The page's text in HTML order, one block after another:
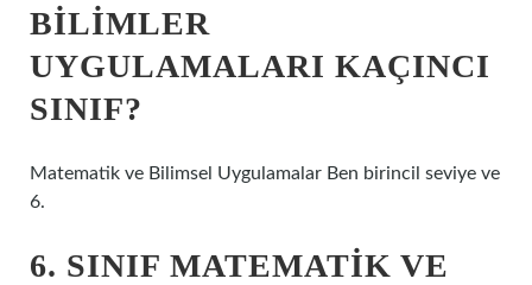
BILIMLER
UYGULAMALARI KAÇINCI
SINIF?
Matematik ve Bilimsel Uygulamalar Ben birincil seviye ve
6.
6. SINIF MATEMATIK VE